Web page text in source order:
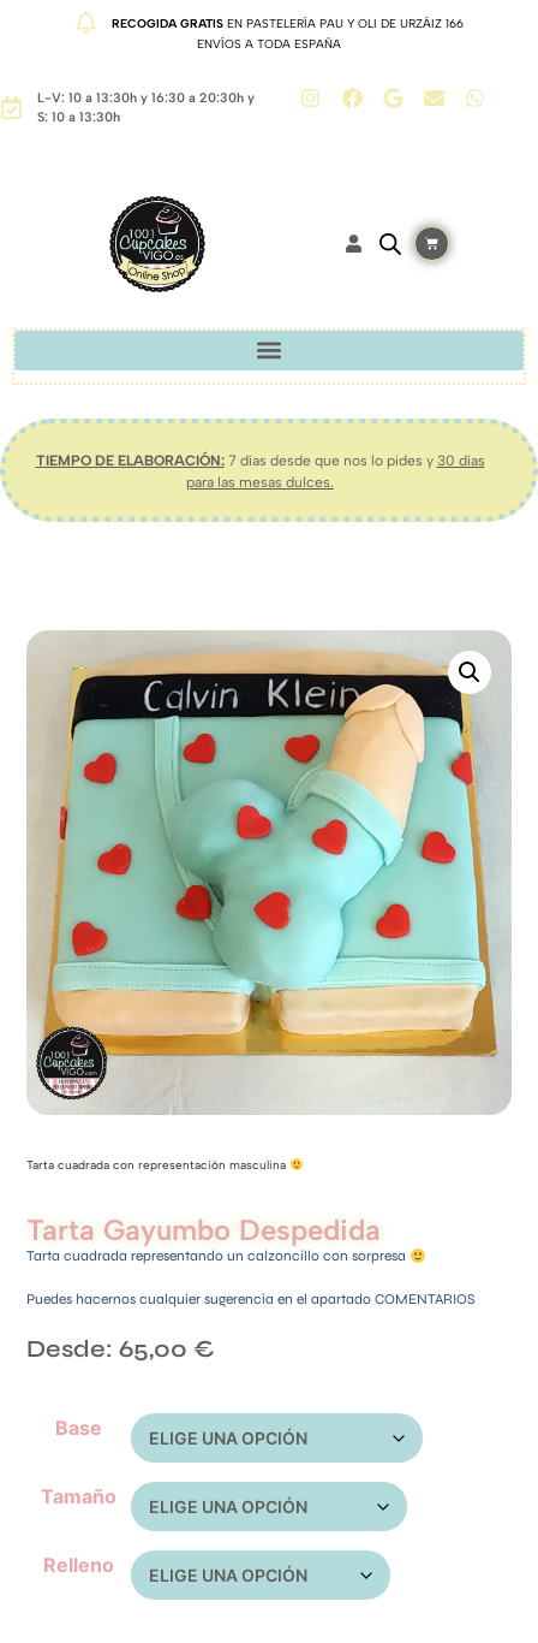
RECOGIDA GRATISEN PASTELERÍA PAU Y OLI DE URZÁIZ 166
ENVÍOS A TODA ESPAÑA
L-V: 10 a 13:30h y 16:30 a 20:30h y
S: 10 a 13:30h
TIEMPO DE ELABORACIÓN:7 días desde que nos lo pides y 30 días
para las mesas dulces.
Tarta cuadrada con representación masculina
Tarta Gayumbo Despedida
Tarta cuadrada representando un calzoncillo con sorpresa
Puedes hacernos cualquier sugerencia en el apartado COMENTARIOS
Desde:65,00 €
Base
Tamaño
Relleno